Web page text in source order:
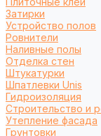
Затирки
Устройство полов
Ровнители
Наливные полы
Отделка стен
Штукатурки
Шпатлевки Unis
Гидроизоляция
Строительство и
Утепление фасада
Грунтовки